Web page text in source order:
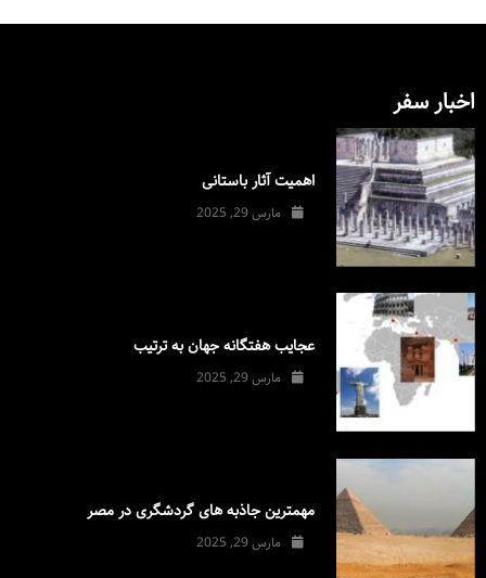
اخبار سفر
اهمیت آثار باستانی
مارس 29, 2025
عجایب هفتگانه جهان به ترتیب
مارس 29, 2025
مهمترین جاذبه های گردشگری در مصر
مارس 29, 2025